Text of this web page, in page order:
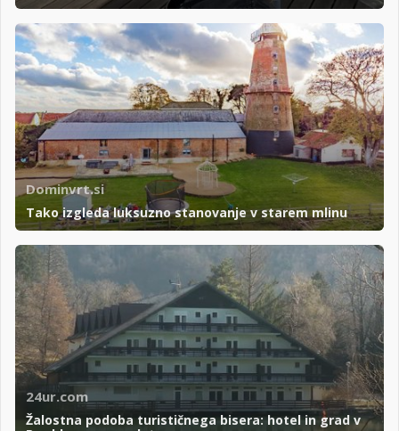
Dominvrt.si
Tako izgleda luksuzno stanovanje v starem mlinu
24ur.com
Žalostna podoba turističnega bisera: hotel in grad v